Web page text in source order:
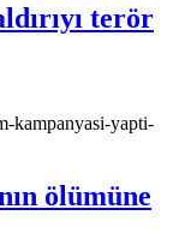
terör
ölümüne